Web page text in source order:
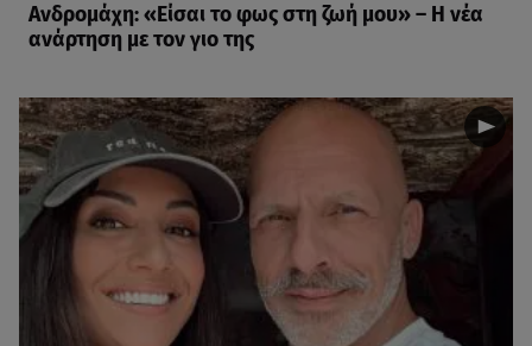
Ανδρομάχη: «Είσαι το φως στη ζωή μου» – Η νέα
ανάρτηση με τον γιο της